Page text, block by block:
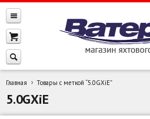
Главная Товары с меткой “5.0GXiE”
5.0GXiE